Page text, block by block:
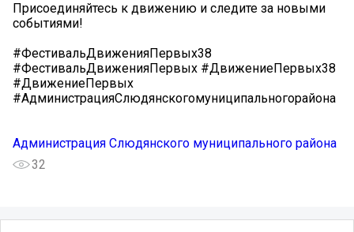
Присоединяйтесь к движению и следите за новыми
событиями!
#ФестивальДвиженияПервых38
#ФестивальДвиженияПервых #ДвижениеПервых38
#ДвижениеПервых
#АдминистрацияСлюдянскогомуниципальногорайона
Администрация Слюдянского муниципального района
32